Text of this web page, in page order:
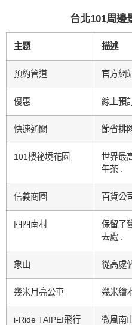
台北101周邊
主題 描述
預約管道 官方網
優惠 線上預
快速通關 節省排
101樓祕境花園
世界最
午茶 .
信義商圈 百貨公
四四南村
保留了
去處 .
象山 從高處
幾米月亮公車 幾米繪
i-Ride TAIPEI飛行
微風南